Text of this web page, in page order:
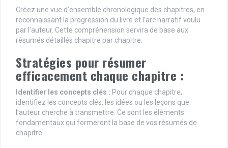
Créez une vue d’ensemble chronologique des chapitres, en
reconnaissant la progression du livre et l’arc narratif voulu
par l’auteur. Cette compréhension servira de base aux
résumés détaillés chapitre par chapitre.
Stratégies pour résumer
efficacement chaque chapitre :
Identifier les concepts clés : Pour chaque chapitre,
identifiez les concepts clés, les idées ou les leçons que
l’auteur cherche à transmettre. Ce sont les éléments
fondamentaux qui formeront la base de vos résumés de
chapitre.